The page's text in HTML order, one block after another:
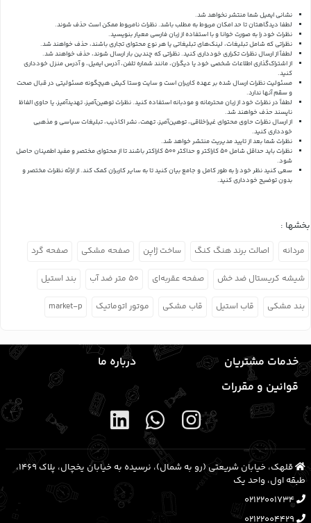
نشانی ایمیل شما منتشر نخواهد شد.
لطفا دیدگاهتان تا حد امکان مربوط به مطلب باشد. نظرات نامربوط ممکن است حذف شوند.
نظرات خود را به صورت خوانا و با استفاده از زبان فارسی معیار بنویسید.
نظراتی که شامل تبلیغات، لینک‌های تبلیغاتی یا هر نوع محتوای تجاری باشند، حذف خواهند شد.
لطفاً از ارسال نظرات تکراری خودداری کنید. نظراتی که چندین بار ارسال شوند، حذف خواهند شد.
از اشتراک‌گذاری اطلاعات شخصی خود یا دیگران، مانند شماره تلفن، آدرس ایمیل، و آدرس منزل خودداری
کنید.
مسئولیت نظرات ارسال شده بر عهده کاربران است و سایت وستا کیش هیچگونه مسئولیتی در قبال صحت
و سقم آنها ندارد.
لطفاً در نظرات خود از زبان محترمانه و مودبانه استفاده کنید. نظرات توهین‌آمیز، تهدیدآمیز، یا حاوی الفاظ
ناپسند حذف خواهند شد.
از ارسال نظرات حاوی محتوای غیراخلاقی، توهین‌آمیز، تهمت، نشر اکاذیب، تبلیغات سیاسی و مذهبی
خودداری کنید.
نظرات شما بعد از تایید مدیریت منتشر خواهد شد.
نظرات باید حداقل شامل 50 کاراکتر و حداکثر 500 کاراکتر باشند تا از محتوای مختصر و مفید اطمینان حاصل
شود.
سعی کنید نظر خود را به طور کامل و جامع بیان کنید تا به سایر کاربران کمک کند.از ارائه نظرات مختصر و
بدون توضیح خودداری کنید.
بخشها :
مردانه اصالت برند هنگ کنگ ساخت ژاپن صفحه مشکی صفحه گرد
شیشه کریستال ضد خش صفحه عقربه‌ای ۵۰ متر ضد آب بند استیل
بند مشکی قاب استیل قاب مشکی موتور اتوماتیک market-p
خدمات مشتریان
درباره ما
قوانین و مقررات
قلهک، خیابان شریعتی (رو به شمال)، نرسیده به خیابان یخچال، پلاک ۱۴۶۹،
طبقه اول، واحد یک
02122001734
02122004429